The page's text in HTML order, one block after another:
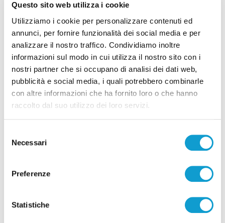
Questo sito web utilizza i cookie
Utilizziamo i cookie per personalizzare contenuti ed
annunci, per fornire funzionalità dei social media e per
analizzare il nostro traffico. Condividiamo inoltre
informazioni sul modo in cui utilizza il nostro sito con i
nostri partner che si occupano di analisi dei dati web,
pubblicità e social media, i quali potrebbero combinarle
con altre informazioni che ha fornito loro o che hanno
raccolto dal suo utilizzo dei loro servizi.
delNecessari
Preferenze
Statistiche
di Gloria Caioni
1(current)
Pubblicità